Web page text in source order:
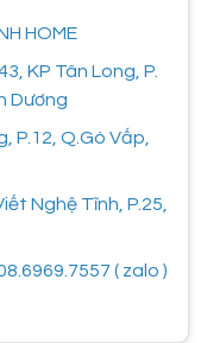
HOME
KP Tân Long, P.
Dương
P.12, Q.Gò Vấp,
Nghệ Tĩnh, P.25,
( zalo )